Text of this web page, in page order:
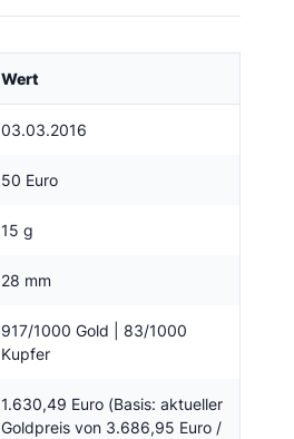
Wert
03.03.2016
50 Euro
15 g
28 mm
917/1000 Gold | 83/1000
Kupfer
1.630,49 Euro (Basis: aktueller
Goldpreis von 3.686,95 Euro /